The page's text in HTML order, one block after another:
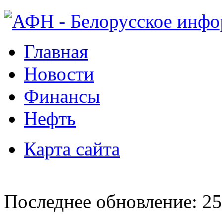
Главная
Новости
Финансы
Нефть
Карта сайта
Последнее обновление: